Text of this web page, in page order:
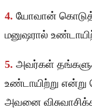
4. யோவான்
மனுஷரால்
5. அவர்கள்
உண்டாயிற்று
அவனை